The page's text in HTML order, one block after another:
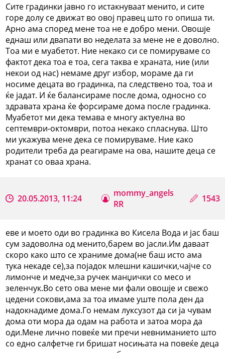
Сите градинки јавно го истакнуваат менито, и сите
горе долу се движат во овој правец што го опиша ти.
Арно ама според мене тоа не е добро мени. Овошје
еднаш или двапати во неделата за мене не е доволно.
Тоа ми е муабетот. Ние некако си се помируваме со
фактот дека тоа е тоа, сега таква е храната, ние (или
некои од нас) немаме друг избор, мораме да ги
носиме децата во градинка, па следствено тоа, тоа и
ќе јадат. И ќе балансираме после дома, односно со
здравата храна ќе форсираме дома после градинка.
Муабетот ми дека темава е многу актуелна во
септември-октомври, потоа некако спласнува. Што
ми укажува мене дека се помируваме. Ние како
родители треба да реагираме на ова, нашите деца се
хранат со оваа храна.
20.05.2013, 11:24
mommy_angels
RR
1543
еве и моето оди во градинка во Кисела Вода и јас баш
сум задоволна од менито,барем во јасли.Им даваат
скоро како што се храниме дома(не баш исто ама
тука некаде се),за појадок млешни кашички,чајче со
лимонче и медче,за ручек манџички со месо и
зеленчук.Во сето ова мене ми фали овошје и свежо
цедени сокови,ама за тоа имаме уште пола ден да
надокнадиме дома.Го немам луксузот да си ја чувам
дома оти мора да одам на работа и затоа мора да
оди.Мене лично повеќе ми пречи невниманието што
со едно салфетче ги бришат носињата на повеќе деца